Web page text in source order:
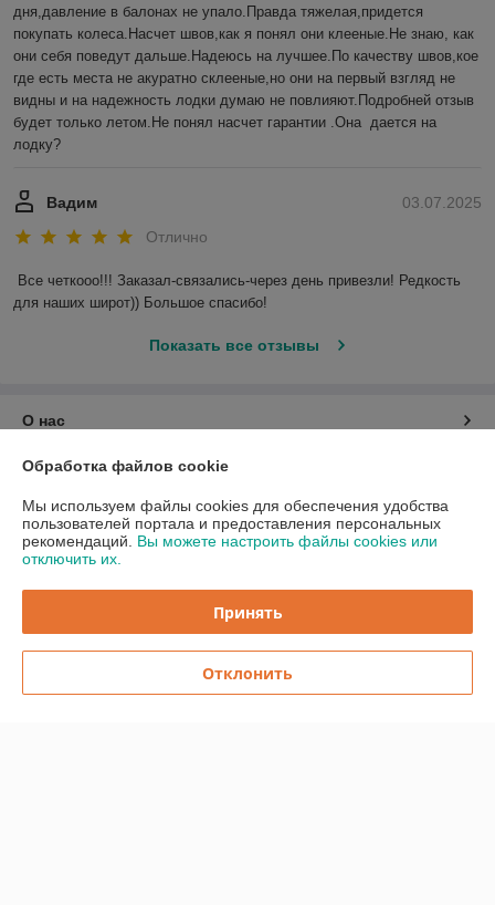
дня,давление в балонах не упало.Правда тяжелая,придется
покупать колеса.Насчет швов,как я понял они клееные.Не знаю, как
они себя поведут дальше.Надеюсь на лучшее.По качеству швов,кое
где есть места не акуратно склееные,но они на первый взгляд не
видны и на надежность лодки думаю не повлияют.Подробней отзыв
будет только летом.Не понял насчет гарантии .Она  дается на
лодку?
03.07.2025
Вадим
Отлично
Все четкооо!!! Заказал-связались-через день привезли! Редкость
для наших широт)) Большое спасибо!
Показать все отзывы
О нас
Контакты
Доставка и оплата
Полная версия сайта
Политика обработки cookies
Обработка файлов cookie
Мы используем файлы cookies для обеспечения удобства
пользователей портала и предоставления персональных
рекомендаций. Вы можете настроить файлы cookies или
отключить их.
Принять
Отклонить